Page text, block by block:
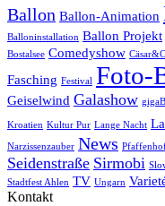
Ballon Ballon-Animation
Balloninstallation Ballon Projekt
Bostalsee Comedyshow
Fasching Festival Foto-
Geiselwind Galashow
Kroatien Kultur Pur Lange Nacht
Narzissenzauber News
Seidenstraße Sirmobi
Stadtfest Ahlen TV Ungarn
Kontakt